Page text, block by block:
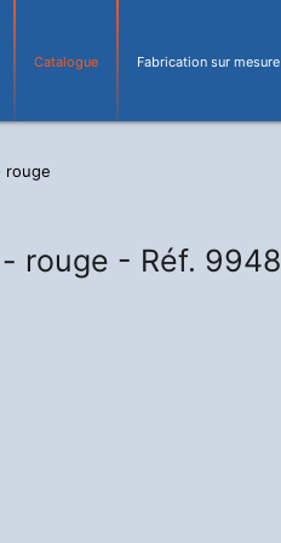
Catalogue Fabrication sur mesure
rouge
rouge - Réf. 9948